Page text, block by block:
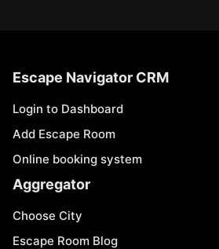
Escape Navigator CRM
Login to Dashboard
Add Escape Room
Online booking system
Aggregator
Choose City
Escape Room Blog